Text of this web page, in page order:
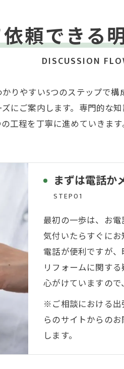
頼できる
DISCUSSION
りやすい5つのステップで
にご案内します。専門的な
工程を丁寧に進めていきます
まずは電話か
STEP01
最初の一歩は、お
気付いたらすぐに
電話が便利ですが
リフォームに関す
心がけていますので
※ご相談における出
らのサイトからの
します。